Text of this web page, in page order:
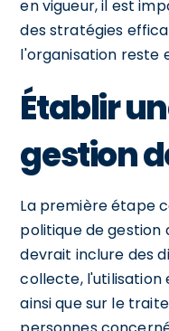
en vigueur, il est
des stratégies
l'organisation reste
Établir
gestion
La première étape
politique de gestion
devrait inclure des
collecte, l'utilisation
ainsi que sur le